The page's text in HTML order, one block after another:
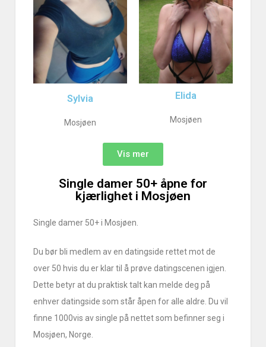
Sylvia
Mosjøen
Elida
Mosjøen
Vis mer
Single damer 50+ åpne for
kjærlighet i Mosjøen
Single damer 50+ i Mosjøen.
Du bør bli medlem av en datingside rettet mot de
over 50 hvis du er klar til å prøve datingscenen igjen.
Dette betyr at du praktisk talt kan melde deg på
enhver datingside som står åpen for alle aldre. Du vil
finne 1000vis av single på nettet som befinner seg i
Mosjøen, Norge.